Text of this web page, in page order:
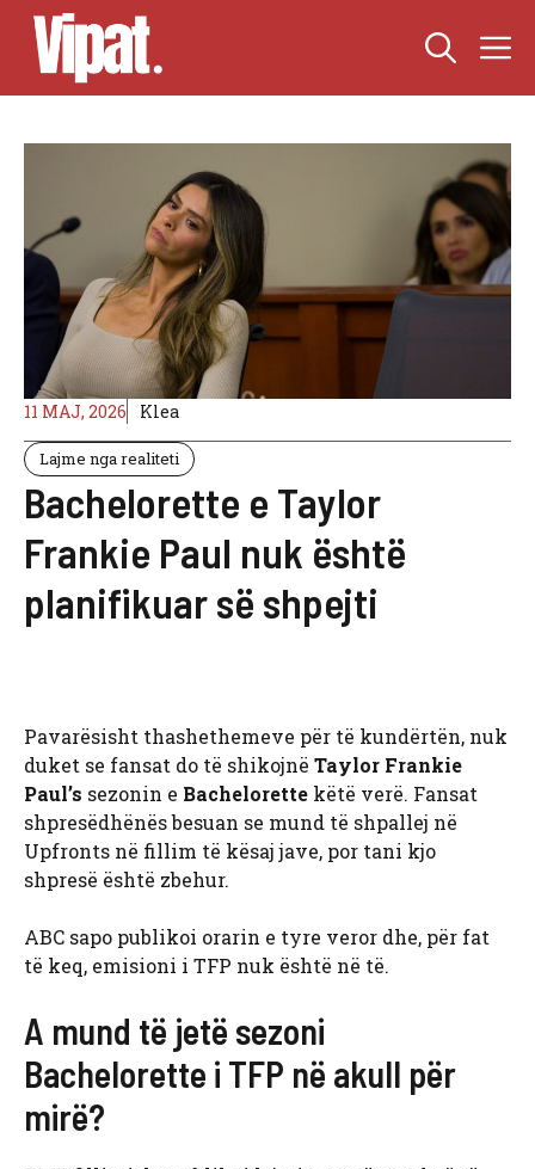
Skip
content
11 MAJ, 2026 Klea
Lajme nga realiteti
Bachelorette e Taylor
Frankie Paul nuk është
planifikuar së shpejti
Pavarësisht thashethemeve për të kundërtën, nuk
duket se fansat do të shikojnë Taylor Frankie
Paul’s sezonin e Bachelorette këtë verë. Fansat
shpresëdhënës besuan se mund të shpallej në
Upfronts në fillim të kësaj jave, por tani kjo
shpresë është zbehur.
ABC sapo publikoi orarin e tyre veror dhe, për fat
të keq, emisioni i TFP nuk është në të.
A mund të jetë sezoni
Bachelorette i TFP në akull për
mirë?